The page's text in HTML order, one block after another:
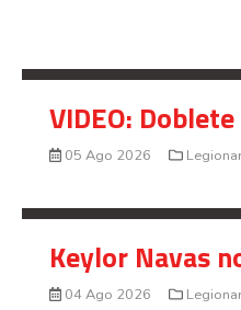
VIDEO:
05 Ago 2026
Keylor Navas
04 Ago 2026